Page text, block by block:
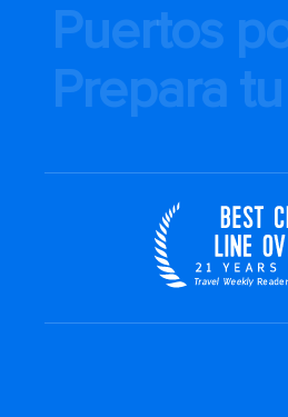
Puertos
Prepara